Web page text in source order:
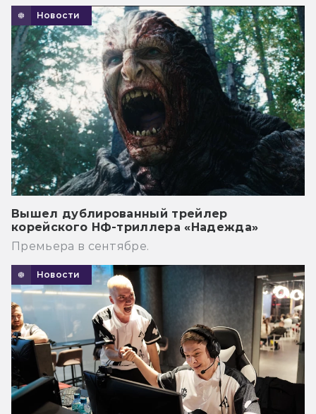
Новости
Вышел дублированный трейлер
корейского НФ-триллера «Надежда»
Премьера в сентябре.
Новости